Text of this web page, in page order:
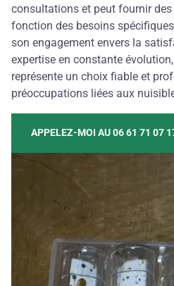
consultations et peut fournir
fonction des besoins
son engagement envers la
expertise en constante
représente un choix fiable et
préoccupations liées aux
APPELEZ-MOI AU 06 61 71 07